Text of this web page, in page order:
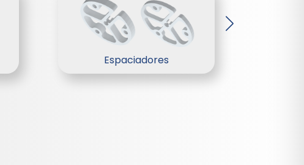
Espaciadores